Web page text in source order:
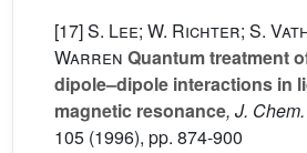
[17]S. Lee; W. Richter; S.
Warren Quantum treatment
dipole–dipole interactions in
magnetic resonance, J.
105 (1996), pp. 874-900